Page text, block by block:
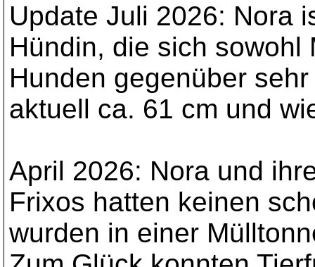
Update Juli 2026: Nora
Hündin, die sich
Hunden gegenüber
aktuell ca. 61 cm und
April 2026: Nora und
Frixos hatten keinen
wurden in einer